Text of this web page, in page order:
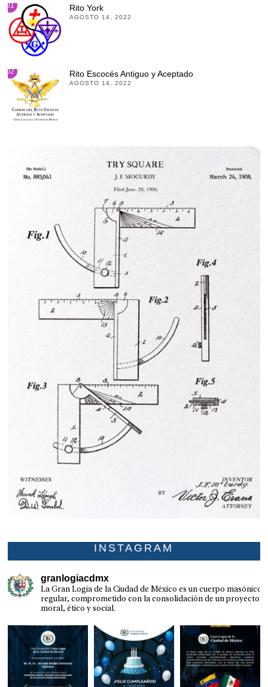
01 Rito York
AGOSTO 14, 2022
02 Rito Escocés Antiguo y Aceptado
AGOSTO 14, 2022
INSTAGRAM
granlogiacdmx
La Gran Logia de la Ciudad de México es un cuerpo masónico
regular, comprometido con la consolidación de un proyecto
moral, ético y social.